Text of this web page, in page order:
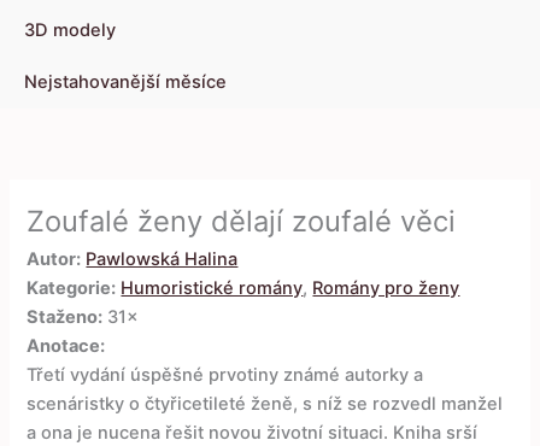
3D modely
Nejstahovanější měsíce
Zoufalé ženy dělají zoufalé věci
Autor: Pawlowská Halina
Kategorie: Humoristické romány, Romány pro ženy
Staženo: 31×
Anotace:
Třetí vydání úspěšné prvotiny známé autorky a
scenáristky o čtyřicetileté ženě, s níž se rozvedl manžel
a ona je nucena řešit novou životní situaci. Kniha srší